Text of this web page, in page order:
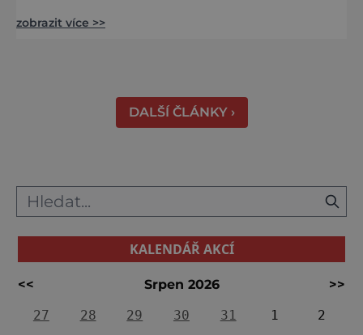
řekne slovenské lázně, Piešťany bývají první
zobrazit více >>
DALŠÍ ČLÁNKY ›
KALENDÁŘ AKCÍ
<< Srpen 2026
>>
27
28 29 30 31 1
2